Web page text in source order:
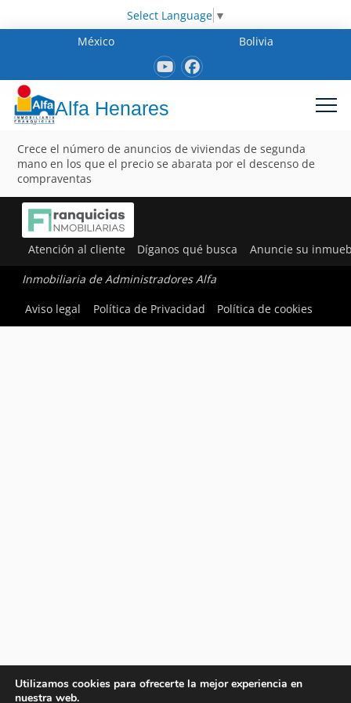
Select Language ▼
México
Bolivia
Alfa Henares
Crece el número de anuncios de viviendas de segunda
mano en los que el precio se abarata por el descenso de
compraventas
Atención al cliente Díganos qué busca Anuncie su
Inmobiliaria de Administradores Alfa
Aviso legal
Política de Privacidad Política de cookies
Utilizamos cookies para ofrecerte la mejor experiencia en
nuestra web.